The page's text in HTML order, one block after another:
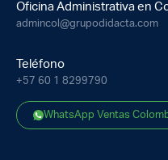
Oficina Administrativa en
admincol@grupodidacta.com
Teléfono
+57 60 1 8299790
WhatsApp Ventas